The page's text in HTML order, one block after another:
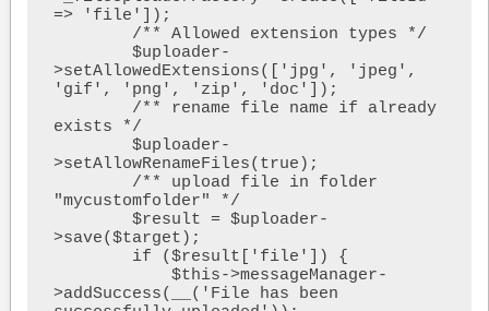
=> 'file']);
>setAllowedExtensions(['jpg', 'jpeg',
'gif', 'png', 'zip', 'doc']);
exists */
>setAllowRenameFiles(true);
"mycustomfolder" */
>save($target);
>addSuccess(__('File has been